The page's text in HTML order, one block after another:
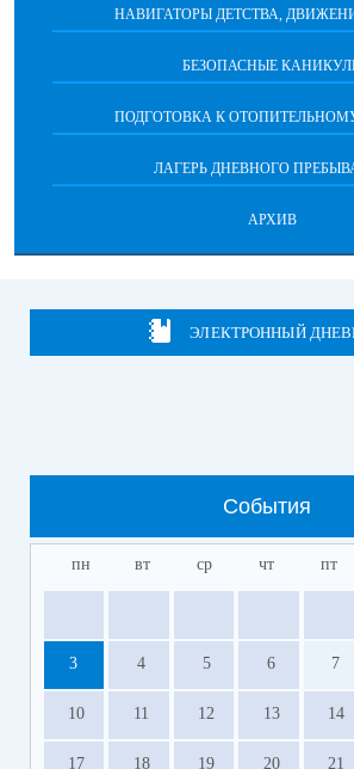
НАВИГАТОРЫ ДЕТСТВА,
БЕЗОПАСНЫЕ
ПОДГОТОВКА К
ЛАГЕРЬ ДНЕВНОГО
АРХИВ
ЭЛЕКТРОННЫЙ
События
пн вт ср чт пт
3 4 5 6 7
10 11 12 13 14
17 18 19 20 21